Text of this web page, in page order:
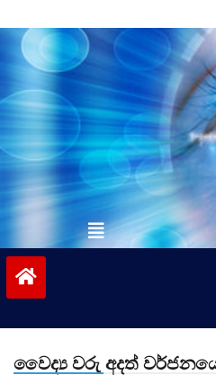
to
contentvinivida.lk
වෛද්‍ය වරු අදත්